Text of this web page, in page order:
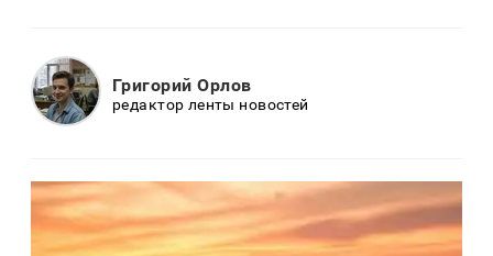
Григорий Орлов
редактор ленты новостей